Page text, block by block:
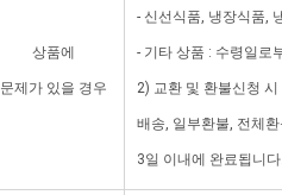
상품에
문제가 있을 경우
- 신선식품, 냉장식품,
- 기타 상품 : 수령일로
2) 교환 및 환불신청
배송, 일부환불, 전체
3일 이내에 완료됩니